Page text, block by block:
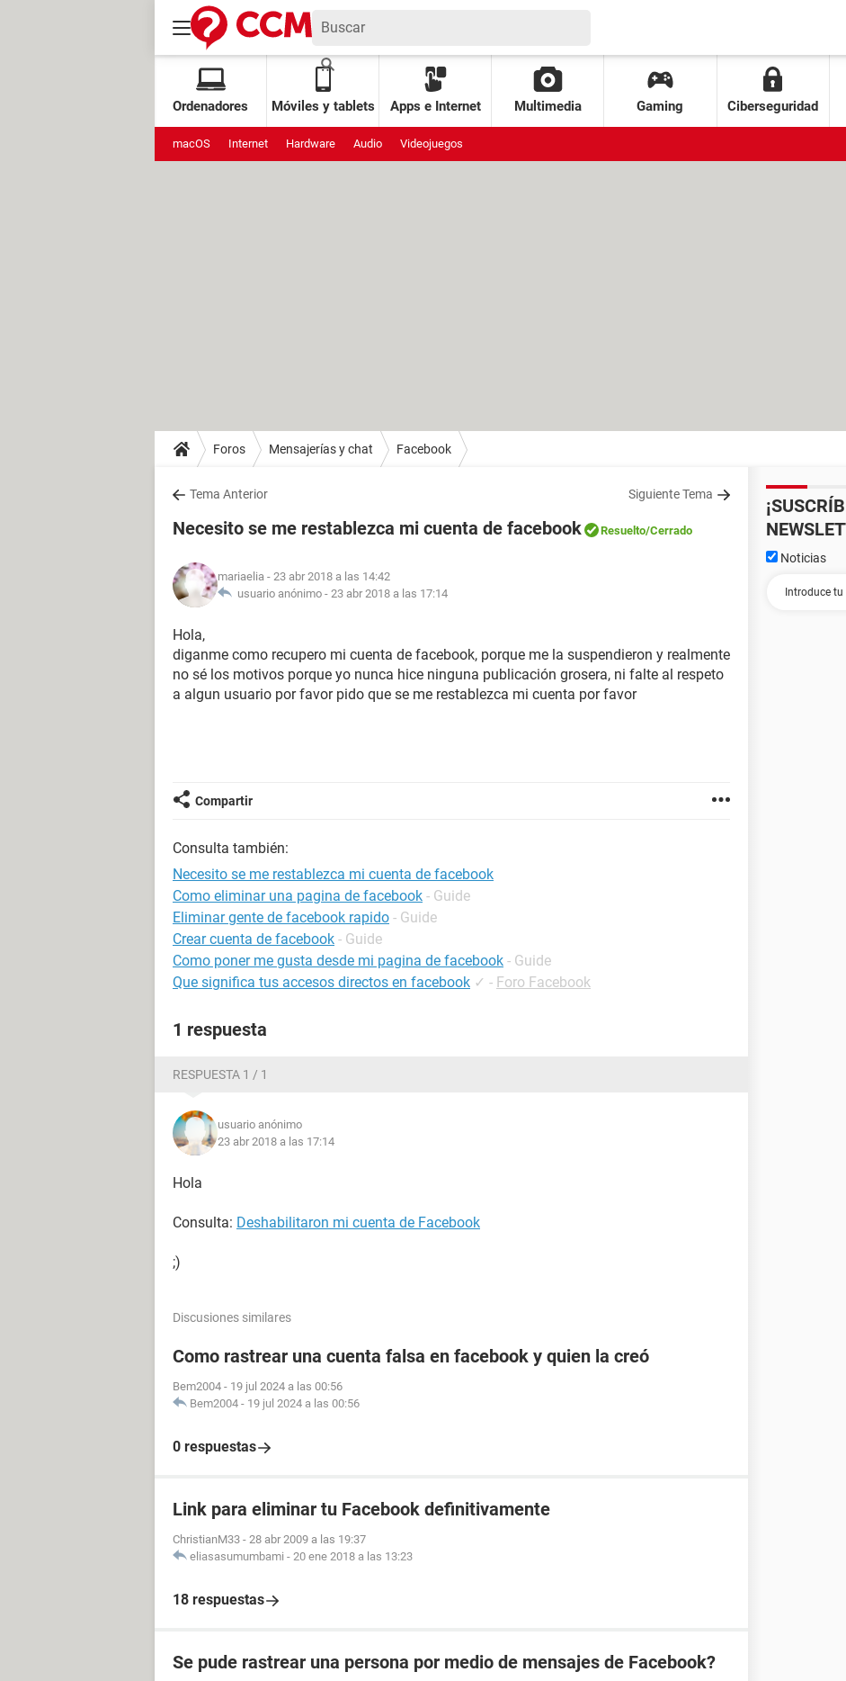
Ordenadores Móviles y tablets Apps e Internet Multimedia Gaming Ciberseguridad
macOS Internet Hardware Audio Videojuegos
Foros Mensajerías y chat Facebook
Tema Anterior Siguiente Tema
Necesito se me restablezca mi cuenta de facebook Resuelto/Cerrado
mariaelia - 23 abr 2018 a las 14:42
usuario anónimo - 23 abr 2018 a las 17:14
Hola,
diganme como recupero mi cuenta de facebook, porque me la suspendieron y realmente
no sé los motivos porque yo nunca hice ninguna publicación grosera, ni falte al respeto
a algun usuario por favor pido que se me restablezca mi cuenta por favor
Compartir
Consulta también:
Necesito se me restablezca mi cuenta de facebook
Como eliminar una pagina de facebook - Guide
Eliminar gente de facebook rapido - Guide
Crear cuenta de facebook - Guide
Como poner me gusta desde mi pagina de facebook - Guide
Que significa tus accesos directos en facebook ✓ - Foro Facebook
1 respuesta
RESPUESTA 1 / 1
usuario anónimo
23 abr 2018 a las 17:14
Hola
Consulta: Deshabilitaron mi cuenta de Facebook
;)
Discusiones similares
Como rastrear una cuenta falsa en facebook y quien la creó
Bem2004 - 19 jul 2024 a las 00:56
Bem2004 - 19 jul 2024 a las 00:56
0 respuestas
Link para eliminar tu Facebook definitivamente
ChristianM33 - 28 abr 2009 a las 19:37
eliasasumumbami - 20 ene 2018 a las 13:23
18 respuestas
Se pude rastrear una persona por medio de mensajes de Facebook?
Noticias